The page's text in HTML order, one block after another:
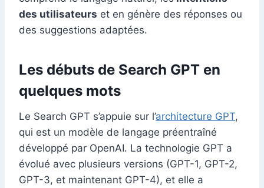
des utilisateurs et en génère des réponses ou
des suggestions adaptées.
Les débuts de Search GPT en
quelques mots
Le Search GPT s’appuie sur l’architecture GPT,
qui est un modèle de langage préentraîné
développé par OpenAI. La technologie GPT a
évolué avec plusieurs versions (GPT-1, GPT-2,
GPT-3, et maintenant GPT-4), et elle a